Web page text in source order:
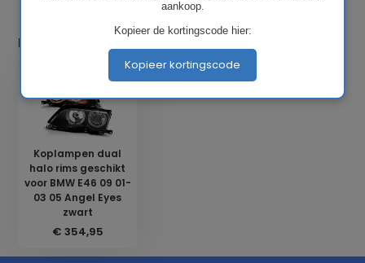
Laatst bekeken
Koplampen dual
halo rims geschikt
voor BMW E46 09 01-
03 05 Angel Eyes
zwart
€ 354,95
aankoop.
Kopieer de kortingscode hier:
Kopieer kortingscode